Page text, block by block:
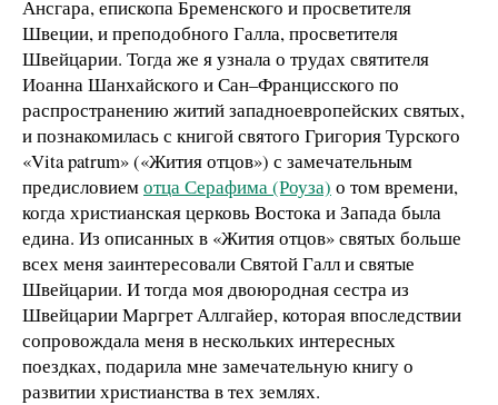
Ансгара, епископа Бременского и просветителя
Швеции, и преподобного Галла, просветителя
Швейцарии. Тогда же я узнала о трудах святителя
Иоанна Шанхайского и Сан–Францисского по
распространению житий западноевропейских святых,
и познакомилась с книгой святого Григория Турского
«Vita patrum» («Жития отцов») с замечательным
предисловиемотца Серафима (Роуза) о том времени,
когда христианская церковь Востока и Запада была
едина. Из описанных в «Жития отцов» святых больше
всех меня заинтересовали Святой Галл и святые
Швейцарии. И тогда моя двоюродная сестра из
Швейцарии Маргрет Аллгайер, которая впоследствии
сопровождала меня в нескольких интересных
поездках, подарила мне замечательную книгу о
развитии христианства в тех землях.